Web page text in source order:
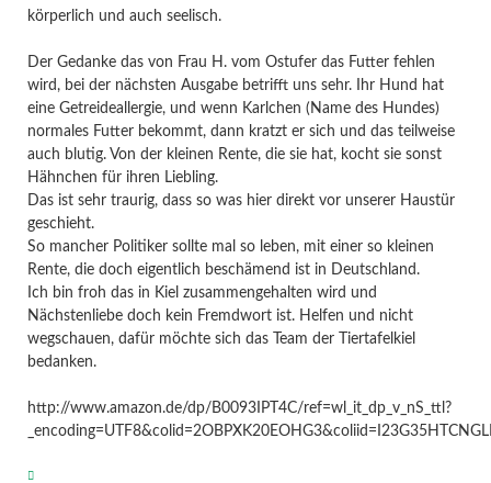
körperlich und auch seelisch.
Der Gedanke das von Frau H. vom Ostufer das Futter fehlen
wird, bei der nächsten Ausgabe betrifft uns sehr. Ihr Hund hat
eine Getreideallergie, und wenn Karlchen (Name des Hundes)
normales Futter bekommt, dann kratzt er sich und das teilweise
auch blutig. Von der kleinen Rente, die sie hat, kocht sie sonst
Hähnchen für ihren Liebling.
Das ist sehr traurig, dass so was hier direkt vor unserer Haustür
geschieht.
So mancher Politiker sollte mal so leben, mit einer so kleinen
Rente, die doch eigentlich beschämend ist in Deutschland.
Ich bin froh das in Kiel zusammengehalten wird und
Nächstenliebe doch kein Fremdwort ist. Helfen und nicht
wegschauen, dafür möchte sich das Team der Tiertafelkiel
bedanken.
http://www.amazon.de/dp/B0093IPT4C/ref=wl_it_dp_v_nS_ttl?